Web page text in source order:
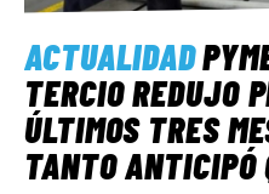
ACTUALIDAD
TERCIO REDUJO
ÚLTIMOS TRES
TANTO ANTICIPÓ